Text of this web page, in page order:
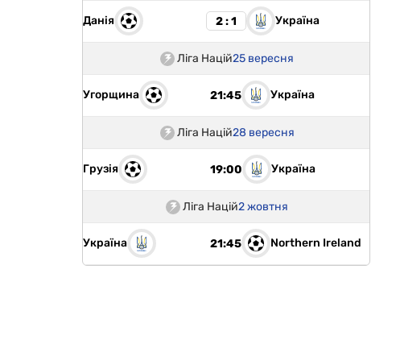
Данія 2 : 1 Україна
Ліга Націй25 вересня
Угорщина 21:45 Україна
Ліга Націй28 вересня
Грузія 19:00 Україна
Ліга Націй2 жовтня
Україна 21:45 Northern Ireland